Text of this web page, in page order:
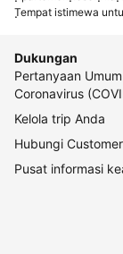
Tempat istimewa
Dukungan
Pertanyaan
Coronavirus
Kelola trip Anda
Hubungi
Pusat informasi